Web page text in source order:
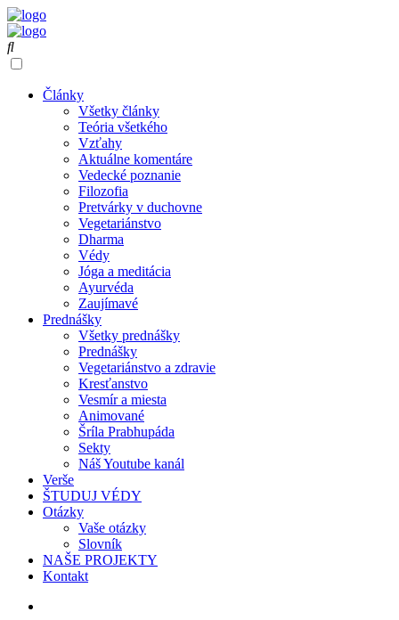
Články
Všetky články
Teória všetkého
Vzťahy
Aktuálne komentáre
Vedecké poznanie
Filozofia
Pretvárky v duchovne
Vegetariánstvo
Dharma
Védy
Jóga a meditácia
Ayurvéda
Zaujímavé
Prednášky
Všetky prednášky
Prednášky
Vegetariánstvo a zdravie
Kresťanstvo
Vesmír a miesta
Animované
Šríla Prabhupáda
Sekty
Náš Youtube kanál
Verše
ŠTUDUJ VÉDY
Otázky
Vaše otázky
Slovník
NAŠE PROJEKTY
Kontakt